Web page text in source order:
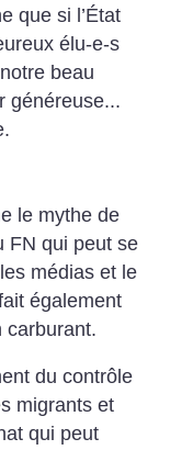
que si l’État
élu-e-s
beau
généreuse...
le mythe de
FN qui peut se
médias et le
également
carburant.
du contrôle
migrants et
qui peut